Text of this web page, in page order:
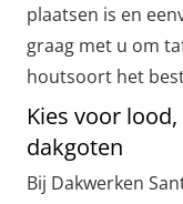
plaatsen is en
graag met u om
houtsoort het
Kies voor
dakgoten
Bij Dakwerken